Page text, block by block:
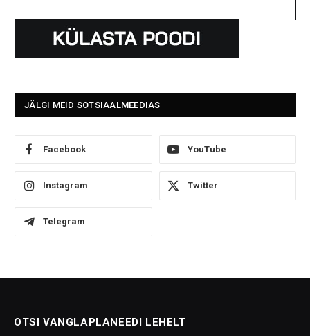
JÄLGI MEID SOTSIAALMEEDIAS
Facebook YouTube
Instagram Twitter
Telegram
OTSI VANGLAPLANEEDI LEHELT